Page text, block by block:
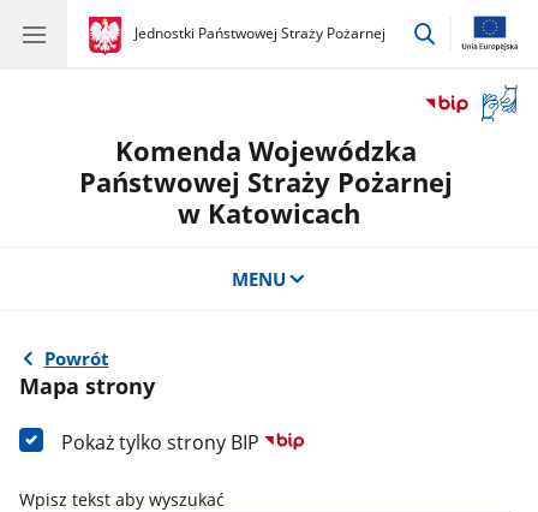
gov.pl
Jednostki Państwowej Straży Pożarnej
gov.pl
Jednostki
przejdź
okno
Komenda Wojewódzka
Państwowej Straży Pożarnej
w Katowicach
MENU
Powrót
Mapa strony
Pokaż tylko strony BIP
Wpisz tekst aby wyszukać